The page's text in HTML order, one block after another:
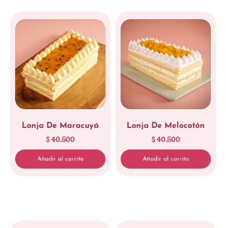
Lonja De Maracuyá
$40.500
Añadir al carrito
Lonja De Melocotón
$40.500
Añadir al carrito